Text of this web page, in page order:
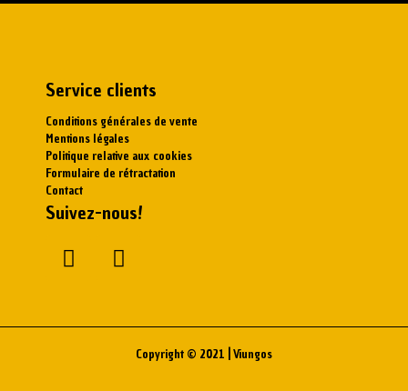
Service clients
Conditions générales de vente
Mentions légales
Politique relative aux cookies
Formulaire de rétractation
Contact
Suivez-nous!
Copyright © 2021 | Viungos